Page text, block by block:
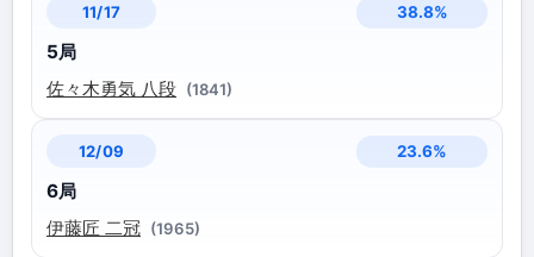
11/17 38.8%
5局
佐々木勇気 八段 (1841)
12/09 23.6%
6局
伊藤匠 二冠 (1965)